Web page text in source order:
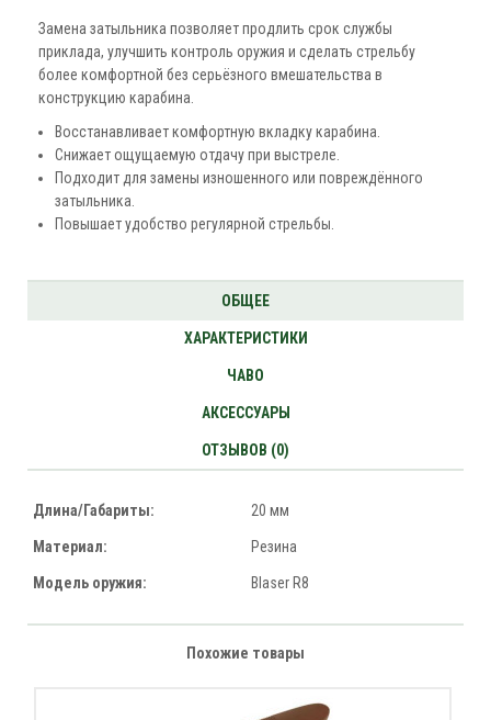
Замена затыльника позволяет продлить срок службы
приклада, улучшить контроль оружия и сделать стрельбу
более комфортной без серьёзного вмешательства в
конструкцию карабина.
Восстанавливает комфортную вкладку карабина.
Снижает ощущаемую отдачу при выстреле.
Подходит для замены изношенного или повреждённого
затыльника.
Повышает удобство регулярной стрельбы.
ОБЩЕЕ
ХАРАКТЕРИСТИКИ
ЧАВО
АКСЕССУАРЫ
ОТЗЫВОВ (0)
Длина/Габариты: 20 мм
Материал: Резина
Модель оружия: Blaser R8
Похожие товары